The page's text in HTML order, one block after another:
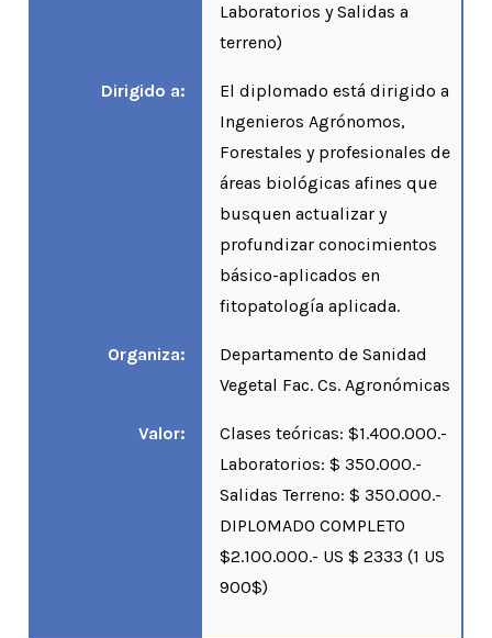
Laboratorios y Salidas a
terreno)
Dirigido a:
El diplomado está dirigido a
Ingenieros Agrónomos,
Forestales y profesionales de
áreas biológicas afines que
busquen actualizar y
profundizar conocimientos
básico-aplicados en
fitopatología aplicada.
Organiza:
Departamento de Sanidad
Vegetal Fac. Cs. Agronómicas
Valor:
Clases teóricas: $1.400.000.-
Laboratorios: $ 350.000.-
Salidas Terreno: $ 350.000.-
DIPLOMADO COMPLETO
$2.100.000.- US $ 2333 (1 US
900$)